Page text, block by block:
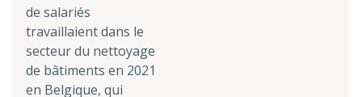
de salariés
travaillaient dans le
secteur du nettoyage
de bâtiments en 2021
en Belgique, qui